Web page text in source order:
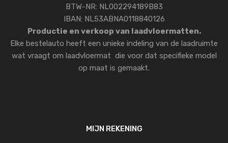
BTW-NR: NL002294189B83
IBAN: NL53ABNA0118840126
Productie en verkoop van laadvloermatten.
Elke bestelauto heeft een unieke indeling van de laadruimte
wat vraagt om laadvloermat die voor dat specifieke model
op maat is gemaakt.
MIJN REKENING